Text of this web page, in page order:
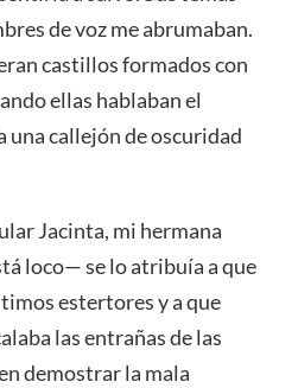
de voz me abrumaban.
castillos formados con
ellas hablaban el
una callejón de oscuridad
Jacinta, mi hermana
loco— se lo atribuía a que
estertores y a que
las entrañas de las
demostrar la mala